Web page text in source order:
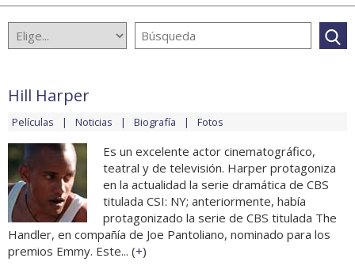
Hill Harper
Películas Noticias Biografía Fotos
Es un excelente actor cinematográfico,
teatral y de televisión. Harper protagoniza
en la actualidad la serie dramática de CBS
titulada CSI: NY; anteriormente, había
protagonizado la serie de CBS titulada The
Handler, en compañía de Joe Pantoliano, nominado para los
premios Emmy. Este... (+)